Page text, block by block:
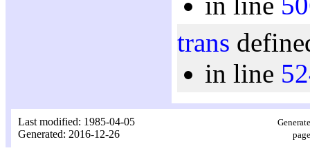
trans
in line
Last modified: 1985-04-05
Generated: 2016-12-26